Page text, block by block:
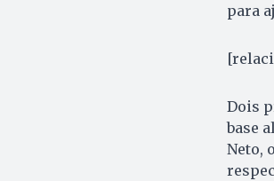
para
Dois
base
Neto,